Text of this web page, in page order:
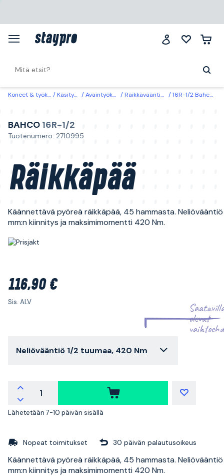
Koneet & työkalut Käsityökalut Avaintyökalut & hylsyt Räikkävääntimet & momenttiavaimet 16R-1/2 Bahco Räikkäpää Neliövääntiö 1/2 tuumaa, 420 Nm
BAHCO 16R-1/2
Tuotenumero: 2710995
Räikkäpää
Käännettävä pyöreä räikkäpää, 45 hammasta. Neliövääntiö
mm:n kiinnitys ja maksimimomentti 420 Nm.
116,90 €
Sis. ALV
olevat
Neliövääntiö 1/2 tuumaa, 420 Nm
Lähetetään 7-10 päivän sisällä
Nopeat toimitukset 30 päivän palautusoikeus
Käännettävä pyöreä räikkäpää, 45 hammasta. Neliövääntiö
mm:n kiinnitys ja maksimimomentti 420 Nm.